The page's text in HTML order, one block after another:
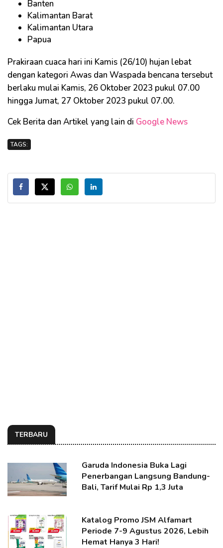
Banten
Kalimantan Barat
Kalimantan Utara
Papua
Prakiraan cuaca hari ini Kamis (26/10) hujan lebat
dengan kategori Awas dan Waspada bencana tersebut
berlaku mulai Kamis, 26 Oktober 2023 pukul 07.00
hingga Jumat, 27 Oktober 2023 pukul 07.00.
Cek Berita dan Artikel yang lain di Google News
TAGS:
TERBARU
Garuda Indonesia Buka Lagi
Penerbangan Langsung Bandung-
Bali, Tarif Mulai Rp 1,3 Juta
Katalog Promo JSM Alfamart
Periode 7-9 Agustus 2026, Lebih
Hemat Hanya 3 Hari!